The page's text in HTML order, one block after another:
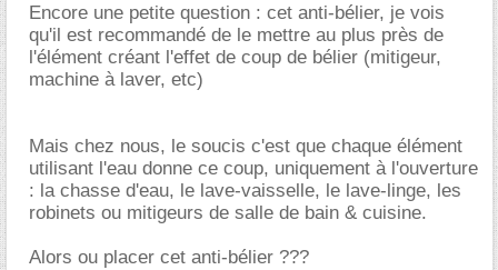
Encore une petite question : cet anti-bélier, je vois
qu'il est recommandé de le mettre au plus près de
l'élément créant l'effet de coup de bélier (mitigeur,
machine à laver, etc)
Mais chez nous, le soucis c'est que chaque élément
utilisant l'eau donne ce coup, uniquement à l'ouverture
: la chasse d'eau, le lave-vaisselle, le lave-linge, les
robinets ou mitigeurs de salle de bain & cuisine.
Alors ou placer cet anti-bélier ???